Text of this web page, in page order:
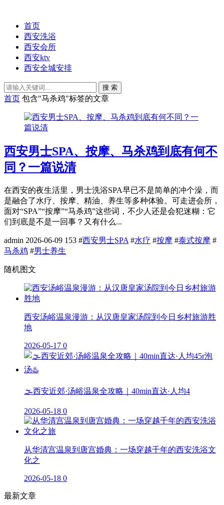
首页
西安洗浴
西安会所
西安ktv
西安全城安排
搜 索
首页 包含"马杀鸡"标签的文章
西安男士SPA、按摩、马杀鸡到底有何不
同？一篇说清
在西安的夜生活里，男士洗浴SPA早已不是简单的冲个澡，而
是融合了水疗、按摩、精油、养生等多种体验。可走进会所，
面对“SPA”“按摩”“马杀鸡”这些词，不少人还是会犯迷糊：它
们到底是不是一回事？又有什么...
admin 2026-06-09 153 #西安男士SPA #水疗 #按摩 #泰式按摩 #
马杀鸡 #男士养生
随机图文
西安汤峪温泉漫游：从汉唐皇家汤院到今日乡村旅游胜
地
2026-05-17 0
🌫️西安近郊·汤峪温泉全攻略｜40min直达·人均4
2026-05-18 0
从华清宫温泉到唐宫婚典：一场穿越千年的西安洗浴文
化之
2026-05-18 0
最新文章